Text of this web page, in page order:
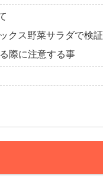
クス野菜サラダで検証
際に注意する事